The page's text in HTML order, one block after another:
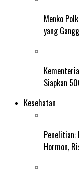
Menko
yang
Siapkan
Kesehatan
Penelitian:
Hormon,